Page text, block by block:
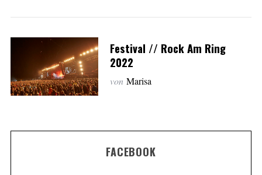
Festival // Rock Am Ring
2022
von Marisa
FACEBOOK